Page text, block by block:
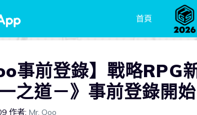
首頁
事前登錄】戰略RPG
之道－》事前登錄開始
作者: Mr. Qoo